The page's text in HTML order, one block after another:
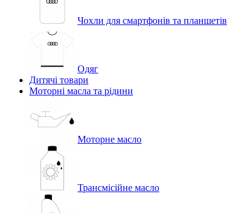
Чохли для смартфонів та планшетів
Одяг
Дитячі товари
Моторні масла та рідини
Моторне масло
Трансмісійне масло